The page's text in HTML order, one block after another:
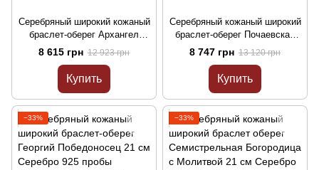
Серебряный широкий кожаный
браслет-оберег Архангел
Михаил 21 см Серебро 925
пробы Черненое Ювелирная
студия SVP арт. 162901
(75330*)
8 615 грн 12 923 грн
Купить
Серебряный кожаный широкий
браслет-оберег Почаевская
икона Божией Матери 23 см
Серебро 925 пробы Черненое
Ювелирная студия SVP арт.
163001 (75335*)
8 747 грн 13 120 грн
Купить
−33% −33%